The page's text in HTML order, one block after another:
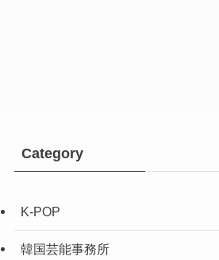
Category
K-POP
韓国芸能事務所